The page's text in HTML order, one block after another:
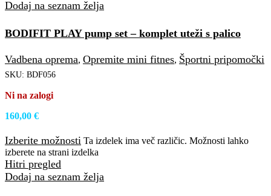
Dodaj na seznam želja
BODIFIT PLAY pump set – komplet uteži s palico
Vadbena oprema, Opremite mini fitnes, Športni pripomočki
SKU: BDF056
Ni na zalogi
160,00 €
Izberite možnosti Ta izdelek ima več različic. Možnosti lahko
izberete na strani izdelka
Hitri pregled
Dodaj na seznam želja